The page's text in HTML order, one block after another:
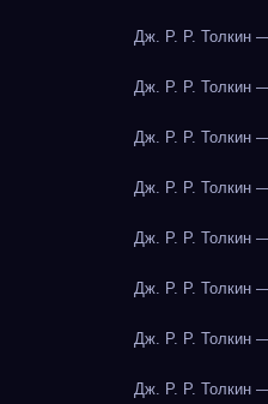
Дж. Р. Р. Толкин
Дж. Р. Р. Толкин
Дж. Р. Р. Толкин
Дж. Р. Р. Толкин
Дж. Р. Р. Толкин
Дж. Р. Р. Толкин
Дж. Р. Р. Толкин
Дж. Р. Р. Толкин